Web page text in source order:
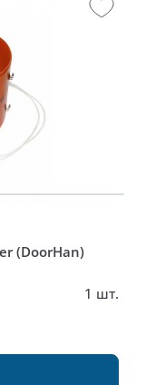
(DoorHan)
1 шт.